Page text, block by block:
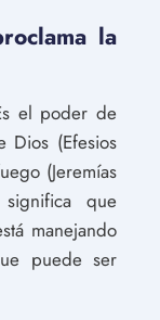
la
el poder de
Dios (Efesios
(Jeremías
que
manejando
puede ser